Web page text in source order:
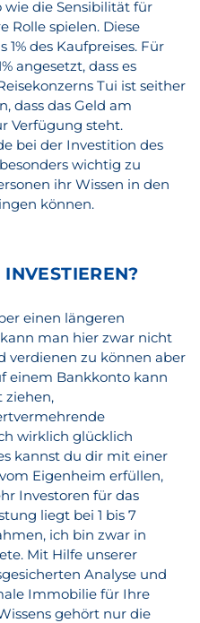
die Sensibilität für
Rolle spielen. Diese
des Kaufpreises. Für
angesetzt, dass es
Tui ist seither
dass das Geld am
Verfügung steht.
bei der Investition des
wichtig zu
ihr Wissen in den
können.
einen längeren
man hier zwar nicht
verdienen zu können aber
einem Bankkonto kann
ziehen,
wirklich glücklich
kannst du dir mit einer
Eigenheim erfüllen,
Investoren für das
liegt bei 1 bis 7
ich bin zwar in
Mit Hilfe unserer
Analyse und
Immobilie für Ihre
gehört nur die